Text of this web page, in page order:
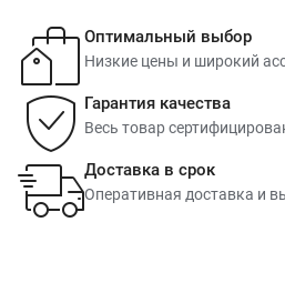
Оптимальный выбор
Низкие цены и широкий
Гарантия качества
Весь товар
Доставка в срок
Оперативная доставка и